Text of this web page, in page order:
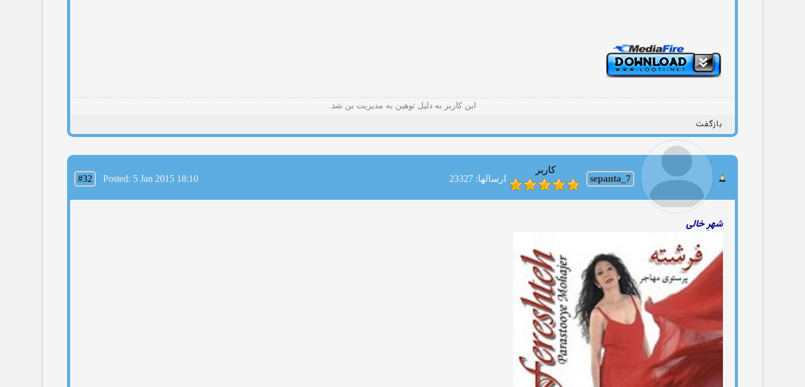
این کاربر به دلیل توهین به مدیریت بن شد.
بازگفت
sepanta_7
کاربر
ارسالها: 23327
#32 Posted: 5 Jan 2015 18:10
شهرِ خالی